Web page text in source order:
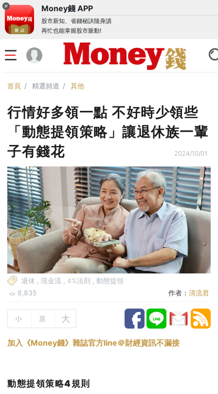
Money錢 APP
股市新知、省錢秘訣隨身讀
再忙也能掌握股市脈動!
首頁 精選頻道 其他
行情好多領一點 不好時少領些
「動態提領策略」讓退休族一輩
子有錢花
2024/10/01
退休 , 現金流 , 4%法則 , 動態提領
8,835
作者： 清流君
小 原 大
加入《Money錢》雜誌官方line＠財經資訊不漏接
動態提領策略4規則